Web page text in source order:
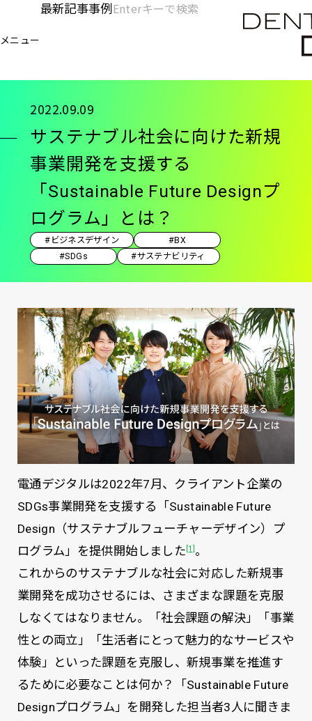
ン
ン
ツ
メニュー
[KC]
-
メ
イ
ン
最新記事事例
検
索
サ
サステナブル社会に向けた新規
事業開発を支援する
「Sustainable Future Designプ
ログラム」とは？
2022.09.09
#ビジネスデザイン
#BX
#SDGs
#サステナビリティ
電通デジタルは2022年7月、クライアント企業の
SDGs事業開発を支援する「Sustainable Future
Design（サステナブルフューチャーデザイン）プ
ログラム」を提供開始しました [1] 。
これからのサステナブルな社会に対応した新規事
業開発を成功させるには、さまざまな課題を克服
しなくてはなりません。「社会課題の解決」「事業
性との両立」「生活者にとって魅力的なサービスや
体験」といった課題を克服し、新規事業を推進す
るために必要なことは何か？「Sustainable Future
Designプログラム」を開発した担当者3人に聞きま